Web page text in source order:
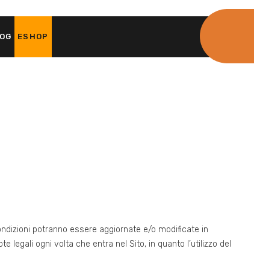
ESHOP
potranno essere aggiornate e/o modificate in
legali ogni volta che entra nel Sito, in quanto l’utilizzo del